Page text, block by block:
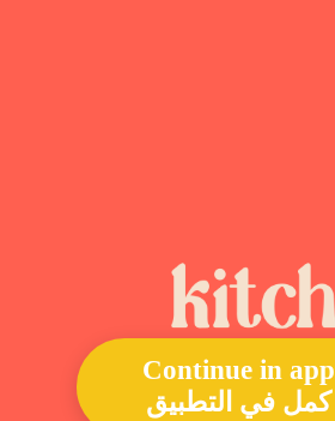
Continue in app
كمل في التطبيق